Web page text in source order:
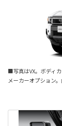
■写真はVX。ボディ
メーカーオプション。